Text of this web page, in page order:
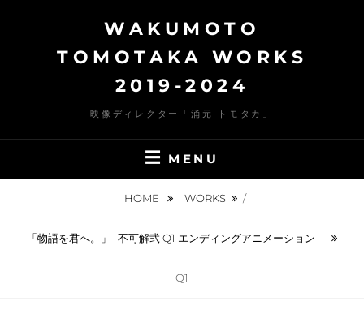
WAKUMOTO
TOMOTAKA WORKS
2019-2024
映像ディレクター「涌元 トモタカ」
MENU
HOME WORKS /
「物語を君へ。」- 不可解弐 Q1 エンディングアニメーション –
_Q1_